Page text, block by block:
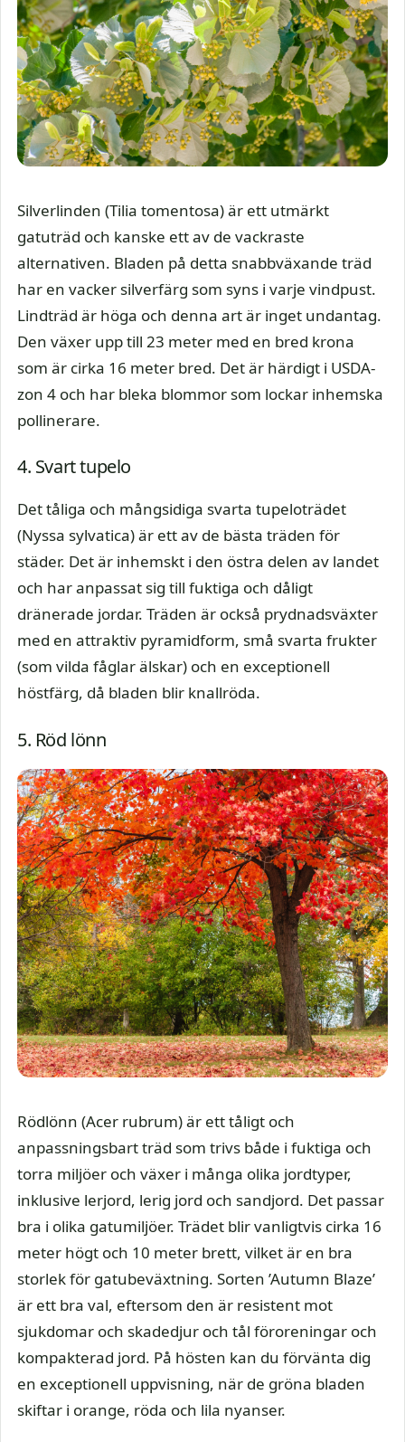
Silverlinden (Tilia tomentosa) är ett utmärkt
gatuträd och kanske ett av de vackraste
alternativen. Bladen på detta snabbväxande träd
har en vacker silverfärg som syns i varje vindpust.
Lindträd är höga och denna art är inget undantag.
Den växer upp till 23 meter med en bred krona
som är cirka 16 meter bred. Det är härdigt i USDA-
zon 4 och har bleka blommor som lockar inhemska
pollinerare.
4. Svart tupelo
Det tåliga och mångsidiga svarta tupeloträdet
(Nyssa sylvatica) är ett av de bästa träden för
städer. Det är inhemskt i den östra delen av landet
och har anpassat sig till fuktiga och dåligt
dränerade jordar. Träden är också prydnadsväxter
med en attraktiv pyramidform, små svarta frukter
(som vilda fåglar älskar) och en exceptionell
höstfärg, då bladen blir knallröda.
5. Röd lönn
Rödlönn (Acer rubrum) är ett tåligt och
anpassningsbart träd som trivs både i fuktiga och
torra miljöer och växer i många olika jordtyper,
inklusive lerjord, lerig jord och sandjord. Det passar
bra i olika gatumiljöer. Trädet blir vanligtvis cirka 16
meter högt och 10 meter brett, vilket är en bra
storlek för gatubeväxtning. Sorten ’Autumn Blaze’
är ett bra val, eftersom den är resistent mot
sjukdomar och skadedjur och tål föroreningar och
kompakterad jord. På hösten kan du förvänta dig
en exceptionell uppvisning, när de gröna bladen
skiftar i orange, röda och lila nyanser.